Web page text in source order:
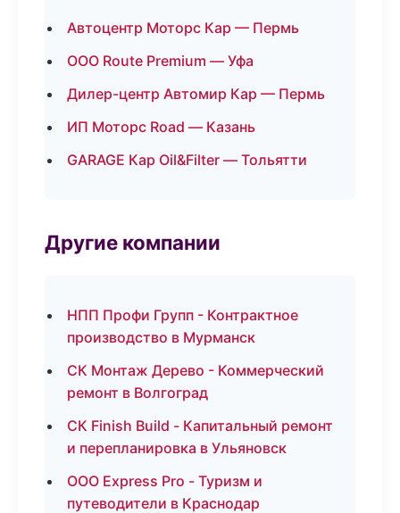
Автоцентр Моторс Кар — Пермь
ООО Route Premium — Уфа
Дилер-центр Автомир Кар — Пермь
ИП Моторс Road — Казань
GARAGE Кар Oil&Filter — Тольятти
Другие компании
НПП Профи Групп - Контрактное
производство в Мурманск
СК Монтаж Дерево - Коммерческий
ремонт в Волгоград
СК Finish Build - Капитальный ремонт
и перепланировка в Ульяновск
ООО Express Pro - Туризм и
путеводители в Краснодар